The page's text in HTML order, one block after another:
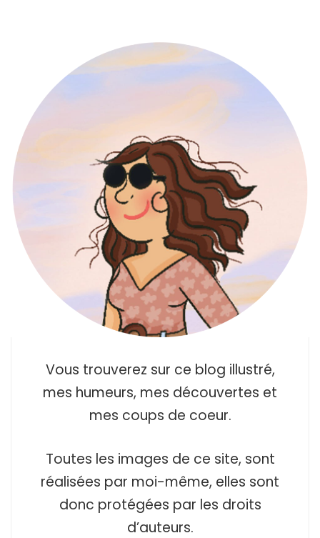
Vous trouverez sur ce blog illustré,
mes humeurs, mes découvertes et
mes coups de coeur.
Toutes les images de ce site, sont
réalisées par moi-même, elles sont
donc protégées par les droits
d’auteurs.